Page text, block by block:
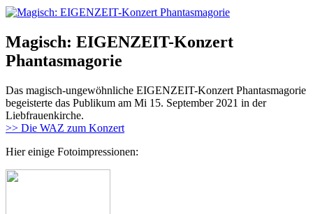
Magisch: EIGENZEIT-Konzert
Phantasmagorie
Das magisch-ungewöhnliche EIGENZEIT-Konzert Phantasmagorie
begeisterte das Publikum am Mi 15. September 2021 in der
Liebfrauenkirche.
>> Die WAZ zum Konzert
Hier einige Fotoimpressionen: